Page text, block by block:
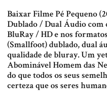
Baixar Filme Pé Pequeno
Dublado / Dual Áudio com
BluRay / HD e nos
(Smallfoot) dublado, dual
qualidade de bluray. Um
Abominável Homem das
do que todos os seus
certeza que os seres